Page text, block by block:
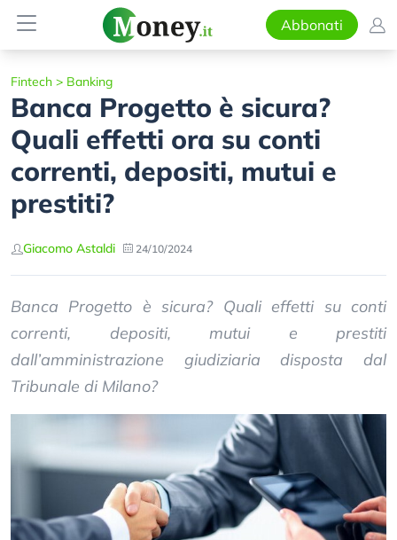
Abbonati
Fintech > Banking
Banca Progetto è sicura?
Quali effetti ora su conti
correnti, depositi, mutui e
prestiti?
Giacomo Astaldi 24/10/2024
Banca Progetto è sicura? Quali effetti su conti
correnti, depositi, mutui e prestiti
dall’amministrazione giudiziaria disposta dal
Tribunale di Milano?